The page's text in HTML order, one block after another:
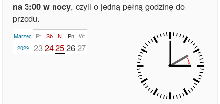
na 3:00 w nocy, czyli o jedną pełną godzinę do
przodu.
Marzec
2029
Pt Sb N Pn Wt
2324252627